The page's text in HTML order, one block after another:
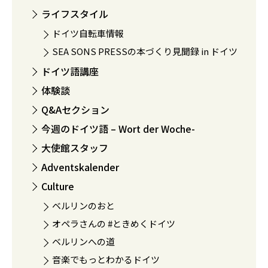
ライフスタイル
ドイツ自転車情報
SEA SONS PRESSの本づくり見聞録 in ドイツ
ドイツ語講座
体験談
Q&Aセクション
今週のドイツ語 – Wort der Woche-
大使館スタッフ
Adventskalender
Culture
ベルリンのおと
オペラさんの #ときめくドイツ
ベルリンへの道
音楽でもっとわかるドイツ